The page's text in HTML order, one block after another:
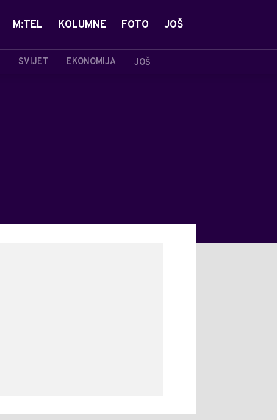
SVIJET EKONOMIJA JOŠ
M:TEL KOLUMNE FOTO JOŠ